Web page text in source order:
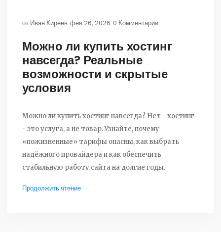
от Иван Киреев фев 26, 2026 0 Комментарии
Можно ли купить хостинг
навсегда? Реальные
возможности и скрытые
условия
Можно ли купить хостинг навсегда? Нет - хостинг
- это услуга, а не товар. Узнайте, почему
«пожизненные» тарифы опасны, как выбрать
надёжного провайдера и как обеспечить
стабильную работу сайта на долгие годы.
Продолжить чтение